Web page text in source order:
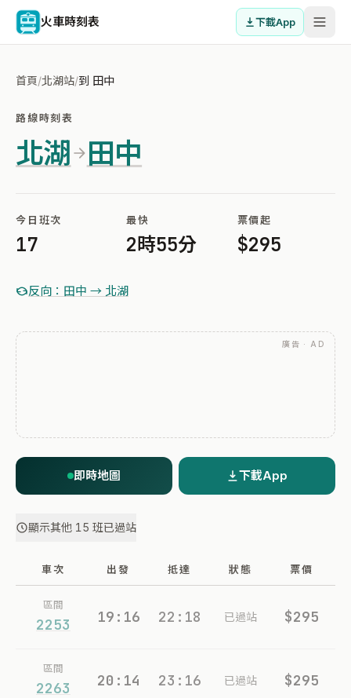
火車時刻表 下載App
首頁/北湖站/到 田中
路線時刻表
北湖 田中
今日班次
17
最快
2時55分
票價起
$295
反向：田中 → 北湖
廣告 · AD
即時地圖 下載App
顯示其他 15 班已過站
車次 出發 抵達 狀態 票價
區間
2253 19:16 22:18 已過站 $295
區間
2263 20:14 23:16 已過站 $295